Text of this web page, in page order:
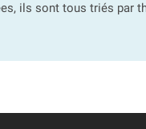
ils sont tous triés par